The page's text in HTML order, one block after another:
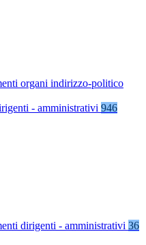
organi indirizzo-politico
- amministrativi 946
dirigenti - amministrativi 36